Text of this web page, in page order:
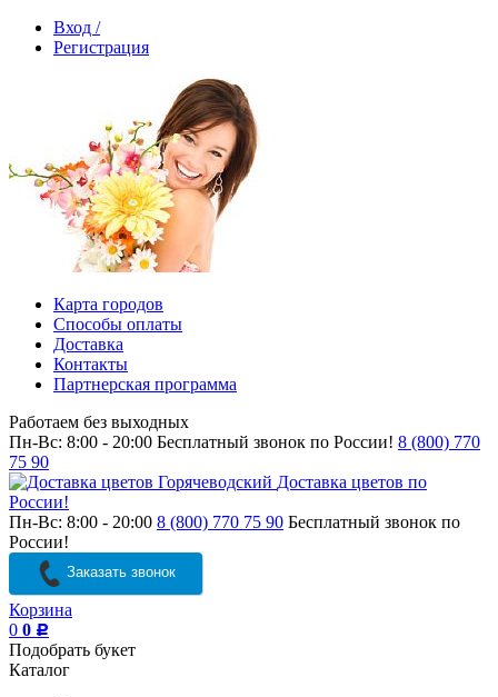
Вход /
Регистрация
Карта городов
Способы оплаты
Доставка
Контакты
Партнерская программа
Работаем без выходных
Пн-Вс: 8:00 - 20:00 Бесплатный звонок по России! 8 (800) 770
75 90
Доставка цветов по
России!
Пн-Вс: 8:00 - 20:00 8 (800) 770 75 90 Бесплатный звонок по
России!
Заказать звонок
Корзина
0 0 Р
Подобрать букет
Каталог